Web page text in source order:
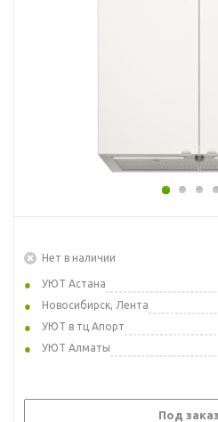
Нет в наличии
УЮТ Астана
Новосибирск, Лента
УЮТ в тц Апорт
УЮТ Алматы
Под заказ